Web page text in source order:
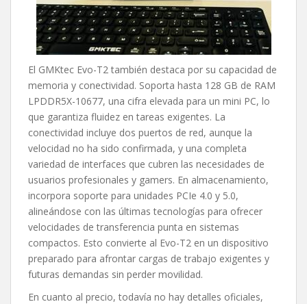
El GMKtec Evo-T2 también destaca por su capacidad de
memoria y conectividad. Soporta hasta 128 GB de RAM
LPDDR5X-10677, una cifra elevada para un mini PC, lo
que garantiza fluidez en tareas exigentes. La
conectividad incluye dos puertos de red, aunque la
velocidad no ha sido confirmada, y una completa
variedad de interfaces que cubren las necesidades de
usuarios profesionales y gamers. En almacenamiento,
incorpora soporte para unidades PCIe 4.0 y 5.0,
alineándose con las últimas tecnologías para ofrecer
velocidades de transferencia punta en sistemas
compactos. Esto convierte al Evo-T2 en un dispositivo
preparado para afrontar cargas de trabajo exigentes y
futuras demandas sin perder movilidad.
En cuanto al precio, todavía no hay detalles oficiales,